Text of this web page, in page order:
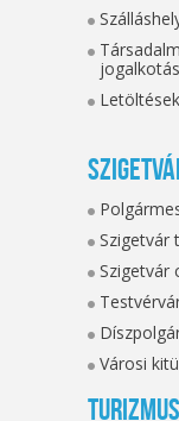
Letöltések
Szigetvár
Szigetvár
Városi
Turizmus